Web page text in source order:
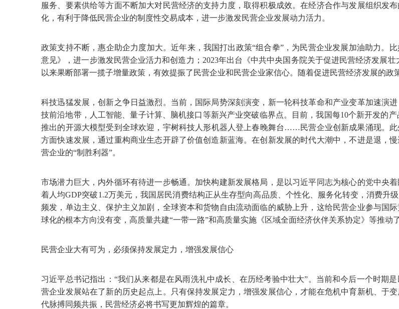
服务、要素供给等方面不断加大对民营经济的支持力度，取得积极成效。在经济合作与发展组织发
化，有利于降低民营企业的制度性交易成本，进一步激发民营企业发展动力活力。
政策支持不断，惠企助企力度加大。近年来，我国打出政策“组合拳”，为民营企业发展加油助力。
意见》，进一步激发民营企业活力和创造力；2023年出台《中共中央国务院关于促进民营经济发展
以来果断部署一揽子增量政策，有效提振了民营企业和民营企业家信心。随着促进民营经济发展的政
科技迅猛发展，创新之争日益激烈。当前，国际局势深刻演变，新一轮科技革命和产业变革加速演
技前沿地带，人工智能、量子计算、脑机接口等新兴产业突破临界点。目前，我国每10个新开发的
推出的开源大模型受到全球欢迎，宇树科技人形机器人登上春晚舞台……民营企业创新成果涌现。
方面快速发展，通过重构商业生态开辟了价值创造新蓝海。在创新发展的时代大潮中，不进是退，
营企业的“制胜利器”。
市场潜力巨大，内外循环有待进一步畅通。加快构建新发展格局，是以习近平同志为核心的党中央
着人均GDP突破1.2万美元，我国居民消费结构正从生存型向高品质、个性化、服务化转变，消费升
频发，单边主义、保护主义加剧，全球资本和货物自由流动面临的威胁上升，这给民营企业参与国
球化的根本方向没有变，高质量共建“一带一路”和高质量实施《区域全面经济伙伴关系协定》等推动
民营企业大有可为，必须保持发展定力，增强发展信心
习近平总书记指出：“我们从来都是在风雨洗礼中成长、在历经考验中壮大”。当前和今后一个时期
营企业发展站在了新的历史起点上。只有保持发展定力，增强发展信心，才能在危机中育新机、于
代脉搏同频共振，民营经济必将书写更加辉煌的篇章。